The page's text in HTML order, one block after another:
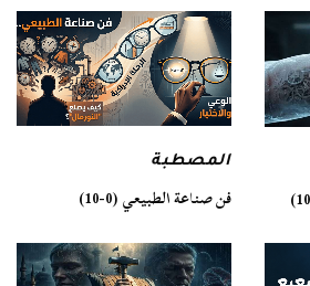
المصطبة
فن صناعة الطبيعي (0-10)